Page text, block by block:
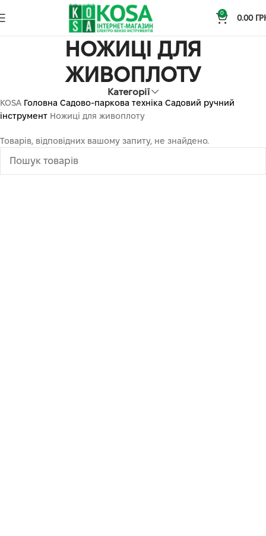
0
0.00
НОЖИЦІ ДЛЯ
ЖИВОПЛОТУ
Категорії
KOSA Головна Садово-паркова техніка Садовий ручний
інструмент Ножиці для живоплоту
Товарів, відповідних вашому запиту, не знайдено.